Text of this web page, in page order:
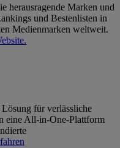
herausragende Marken und
und Bestenlisten in
Medienmarken weltweit.
für verlässliche
eine All-in-One-Plattform